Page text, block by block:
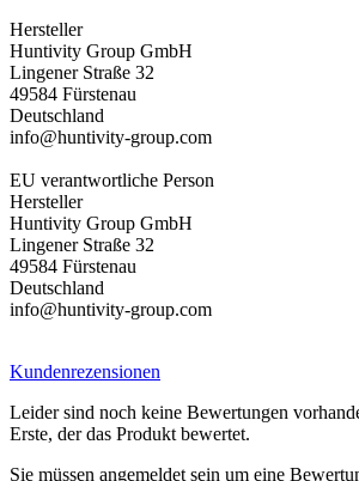
Hersteller
Huntivity Group GmbH
Lingener Straße 32
49584 Fürstenau
Deutschland
info@huntivity-group.com
EU verantwortliche Person
Hersteller
Huntivity Group GmbH
Lingener Straße 32
49584 Fürstenau
Deutschland
info@huntivity-group.com
Kundenrezensionen
Leider sind noch keine Bewertungen
Erste, der das Produkt bewertet.
Sie müssen angemeldet sein um eine